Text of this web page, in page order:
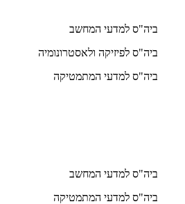
ביה"ס למדעי המחשב
ביה"ס לפיזיקה ולאסטרונומיה
ביה"ס למדעי המתמטיקה
ביה"ס למדעי המחשב
ביה"ס למדעי המתמטיקה